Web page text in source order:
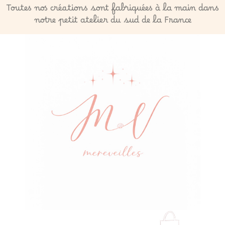
Toutes nos créations sont fabriquées à la main dans
notre petit atelier du sud de la France